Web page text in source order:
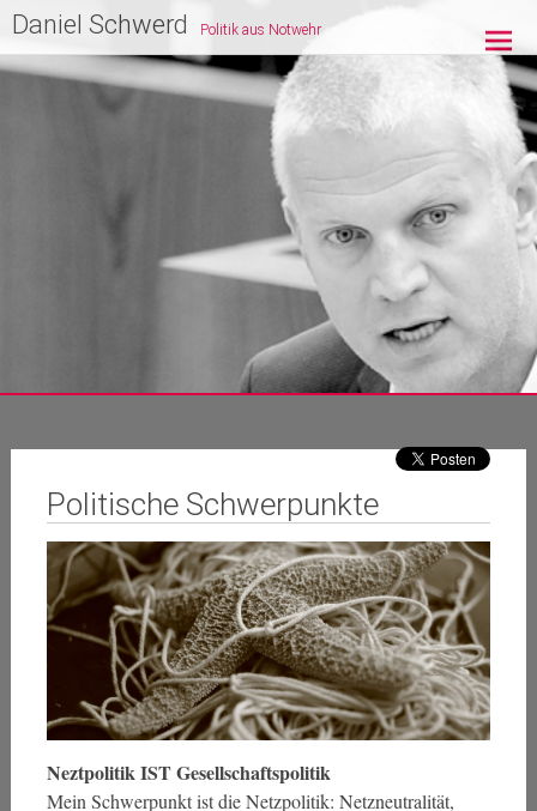
Zum
Inhalt
springen
Daniel Schwerd Politik aus Notwehr
Politische Schwerpunkte
Neztpolitik IST Gesellschaftspolitik
Mein Schwerpunkt ist die Netzpolitik: Netzneutralität,